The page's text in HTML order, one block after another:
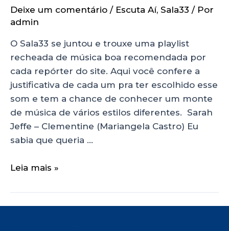
Deixe um comentário / Escuta Aí, Sala33 / Por
admin
O Sala33 se juntou e trouxe uma playlist
recheada de música boa recomendada por
cada repórter do site. Aqui você confere a
justificativa de cada um pra ter escolhido esse
som e tem a chance de conhecer um monte
de música de vários estilos diferentes. Sarah
Jeffe – Clementine (Mariangela Castro) Eu
sabia que queria …
Leia mais »